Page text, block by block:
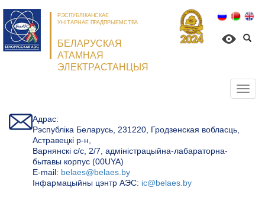
РЭСПУБЛІКАНСКАЕ
УНІТАРНАЕ ПРАДПРЫЕМСТВА
БЕЛАРУСКАЯ
АТАМНАЯ
ЭЛЕКТРАСТАНЦЫЯ
Адрас:
Рэспубліка Беларусь, 231220, Гродзенская вобласць,
Астравецкі р-н,
Варнянскі с/с, 2/7, адміністрацыйна-лабараторна-
бытавы корпус (00UYA)
Е-mail: belaes@belaes.by
Інфармацыйны цэнтр АЭС: ic@belaes.by